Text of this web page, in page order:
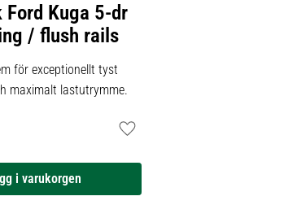
Ford Kuga 5-dr
/ flush rails
för exceptionellt tyst
maximalt lastutrymme.
Lägg till i favoriter